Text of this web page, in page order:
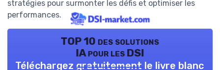
stratégies pour surmonter les défis et optimiser les
performances.
TOP 10 des solutions
IA pour les DSI
Téléchargez gratuitement le livre blanc